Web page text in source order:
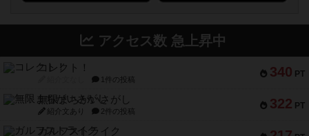
アクセス数 急上昇中
340 PT
コレクト！
1件の投稿
322 PT
無限まちがいさがし
紹介文あり 2件の投稿
ガルフストライク